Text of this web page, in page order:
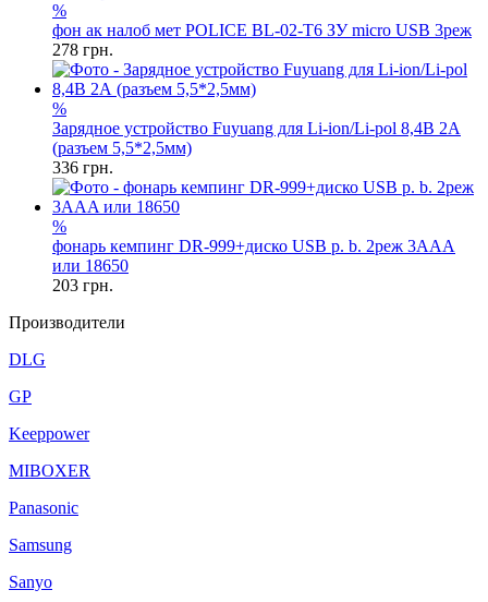
%
фон ак налоб мет POLICE BL-02-T6 ЗУ micro USB 3реж
278 грн.
%
Зарядное устройство Fuyuang для Li-ion/Li-pol 8,4В 2А
(разъем 5,5*2,5мм)
336 грн.
%
фонарь кемпинг DR-999+диско USB p. b. 2реж 3AAA
или 18650
203 грн.
Производители
DLG
GP
Keeppower
MIBOXER
Panasonic
Samsung
Sanyo